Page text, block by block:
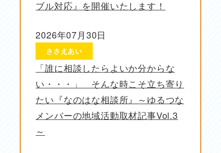
ブル対応』を開催いたします！
「誰に相談したらよいか分からな
い・・・」 そんな時こそ立ち寄り
たい『なのはな相談所』～ゆるつな
メンバーの地域活動取材記事Vol.3
～
投稿日
2026年07月30日
ささえあい